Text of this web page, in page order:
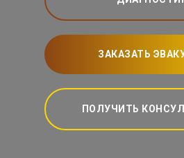
ЗАКАЗАТЬ
ПОЛУЧИТЬ